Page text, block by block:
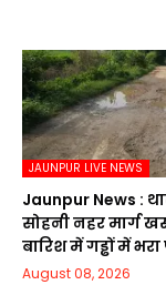
JAUNPUR LIVE NEWS
Jaunpur News :
सोहनी नहर मार्ग
बारिश में गड्ढों में भरा
August 08, 2026